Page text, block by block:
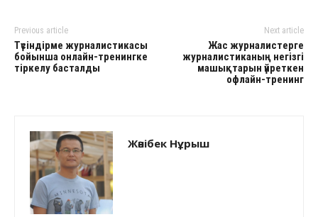
Previous article
Түсіндірме журналистикасы
бойынша онлайн-тренингке
тіркелу басталды
Next article
Жас журналистерге
журналистиканың негізгі
машықтарын үйреткен
офлайн-тренинг
Жәнібек Нұрыш